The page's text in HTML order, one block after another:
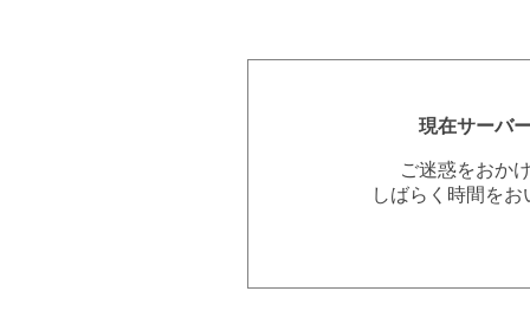
現在サーバ
ご迷惑をおか
しばらく時間を